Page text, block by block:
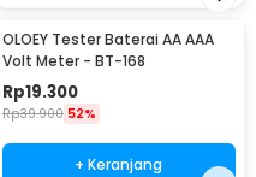
OLOEY Tester Baterai AA AAA
Volt Meter - BT-168
Rp19.300
Rp39.900 52%
+ Keranjang